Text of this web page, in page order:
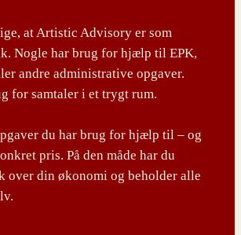
at Artistic Advisory er som
Nogle har brug for hjælp til EPK,
andre administrative opgaver.
for samtaler i et trygt rum.
du har brug for hjælp til – og
pris. På den måde har du
over din økonomi og beholder alle